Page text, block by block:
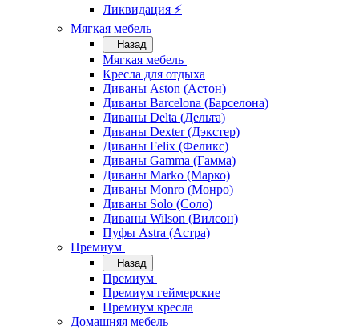
Ликвидация ⚡
Мягкая мебель
Назад
Мягкая мебель
Кресла для отдыха
Диваны Aston (Астон)
Диваны Barcelona (Барселона)
Диваны Delta (Дельта)
Диваны Dexter (Дэкстер)
Диваны Felix (Феликс)
Диваны Gamma (Гамма)
Диваны Marko (Марко)
Диваны Monro (Монро)
Диваны Solo (Соло)
Диваны Wilson (Вилсон)
Пуфы Astra (Астра)
Премиум
Назад
Премиум
Премиум геймерские
Премиум кресла
Домашняя мебель